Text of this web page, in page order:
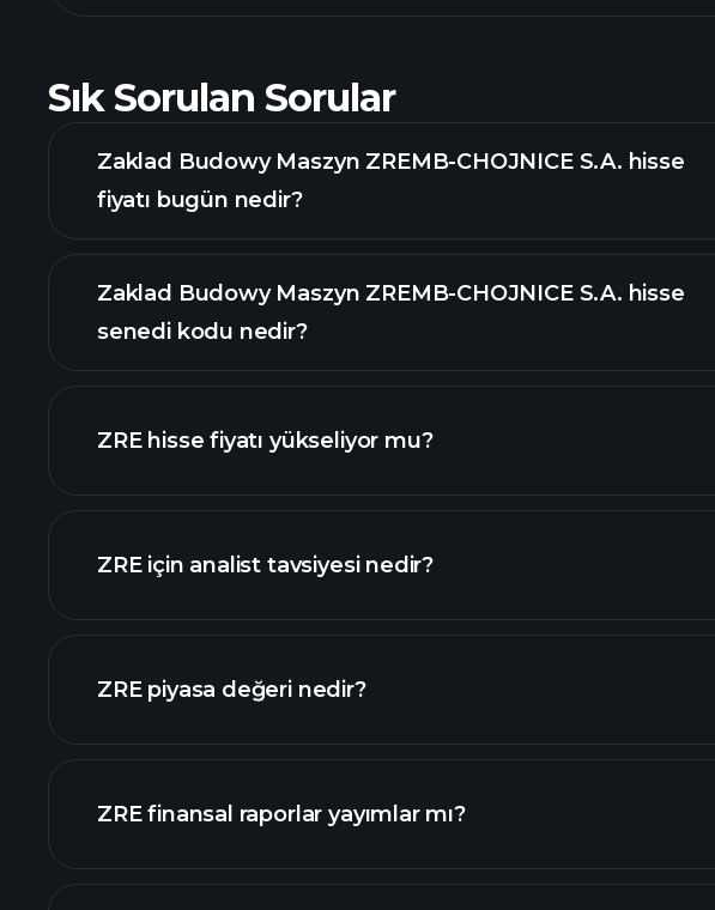
Sık Sorulan Sorular
Zaklad Budowy Maszyn ZREMB-CHOJNICE S.A. hisse
fiyatı bugün nedir?
gelişmiş
Zaklad Budowy Maszyn ZREMB-CHOJNICE S.A. hisse
senedi kodu nedir?
ZRE hisse fiyatı yükseliyor mu?
ZRE için analist tavsiyesi nedir?
ZRE piyasa değeri nedir?
ZRE finansal raporlar yayımlar mı?
ZRE finansal verilerini